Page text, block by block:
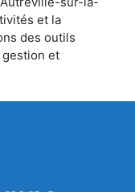
et la
des outils
et